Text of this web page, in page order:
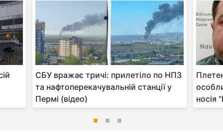
СБУ вражає тричі: прилетіло по НПЗ
та нафтоперекачувальній станції у
Пермі (відео)
носія